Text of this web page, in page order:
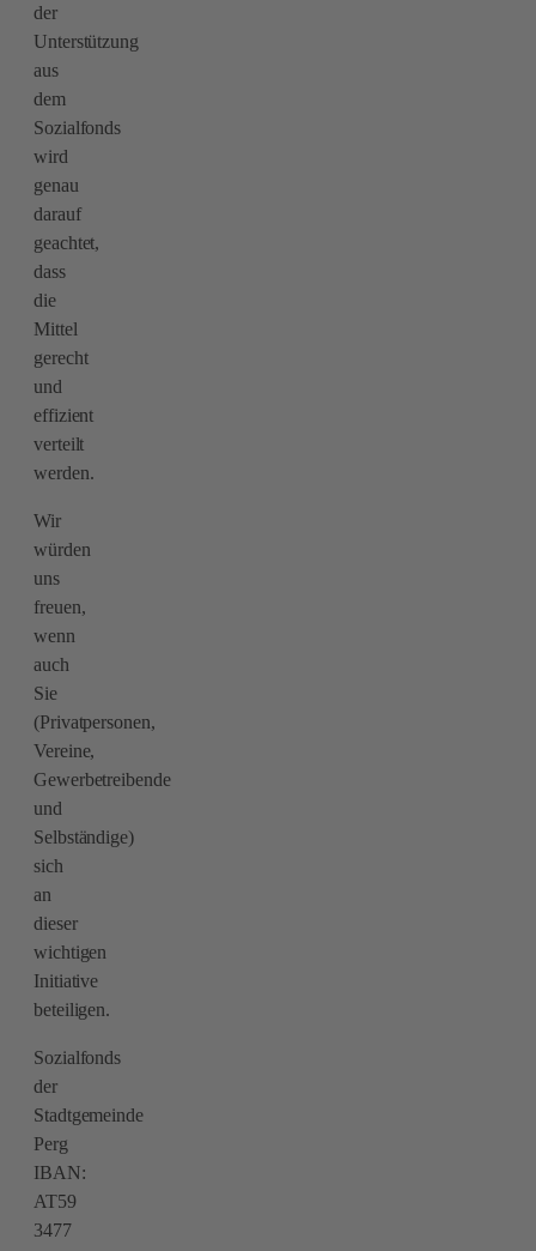
der
Unterstützung
aus
dem
Sozialfonds
wird
genau
darauf
geachtet,
dass
die
Mittel
gerecht
und
effizient
verteilt
werden.
Wir
würden
uns
freuen,
wenn
auch
Sie
(Privatpersonen,
Vereine,
Gewerbetreibende
und
Selbständige)
sich
an
dieser
wichtigen
Initiative
beteiligen.
Sozialfonds
der
Stadtgemeinde
Perg
IBAN:
AT59
3477